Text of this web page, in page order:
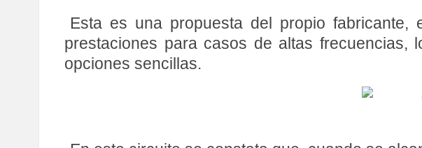
Esta es una propuesta del propio
prestaciones para casos de altas frecuencias,
opciones sencillas.